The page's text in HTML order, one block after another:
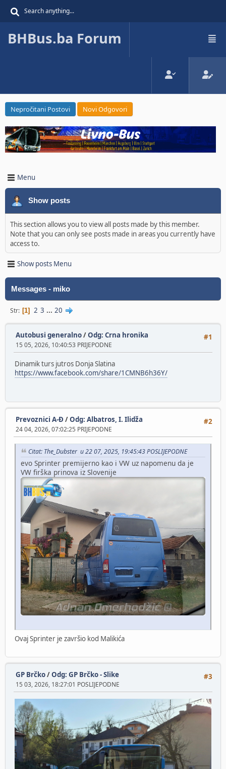
BHBus.ba Forum
Nepročitani Postovi Novi Odgovori
Menu
Show posts
This section allows you to view all posts made by this member.
Note that you can only see posts made in areas you currently have
access to.
Show posts Menu
Messages - miko
Str 1 2 3 ... 20
#1
Autobusi generalno/Odg: Crna hronika
15 05, 2026, 10:40:53 PRIJEPODNE
Dinamik turs jutros Donja Slatina
https://www.facebook.com/share/1CMNB6h36Y/
#2
Prevoznici A-Đ /Odg: Albatros, I. Ilidža
24 04, 2026, 07:02:25 PRIJEPODNE
Citat: The_Dubster u 22 07, 2025, 19:45:43 POSLIJEPODNE
evo Sprinter premijerno kao i VW uz napomenu da je
VW firška prinova iz Slovenije
Ovaj Sprinter je završio kod Malikića
#3
GP Brčko/Odg: GP Brčko - Slike
15 03, 2026, 18:27:01 POSLIJEPODNE